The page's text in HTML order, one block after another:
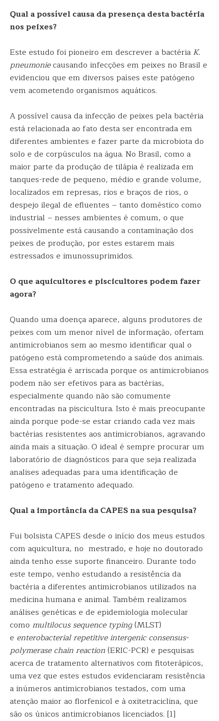
Qual a possível causa da presença desta bactéria
nos peixes?
Este estudo foi pioneiro em descrever a bactéria K.
pneumoniecausando infecções em peixes no Brasil e
evidenciou que em diversos países este patógeno
vem acometendo organismos aquáticos.
A possível causa da infecção de peixes pela bactéria
está relacionada ao fato desta ser encontrada em
diferentes ambientes e fazer parte da microbiota do
solo e de corpúsculos na água. No Brasil, como a
maior parte da produção de tilápia é realizada em
tanques-rede de pequeno, médio e grande volume,
localizados em represas, rios e braços de rios, o
despejo ilegal de efluentes – tanto doméstico como
industrial – nesses ambientes é comum, o que
possivelmente está causando a contaminação dos
peixes de produção, por estes estarem mais
estressados e imunossuprimidos.
O que aquicultores e piscicultores podem fazer
agora?
Quando uma doença aparece, alguns produtores de
peixes com um menor nível de informação, ofertam
antimicrobianos sem ao mesmo identificar qual o
patógeno está comprometendo a saúde dos animais.
Essa estratégia é arriscada porque os antimicrobianos
podem não ser efetivos para as bactérias,
especialmente quando não são comumente
encontradas na piscicultura. Isto é mais preocupante
ainda porque pode-se estar criando cada vez mais
bactérias resistentes aos antimicrobianos, agravando
ainda mais a situação. O ideal é sempre procurar um
laboratório de diagnósticos para que seja realizada
analises adequadas para uma identificação de
patógeno e tratamento adequado.
Qual a importância da CAPES na sua pesquisa?
Fui bolsista CAPES desde o início dos meus estudos
com aquicultura, no mestrado, e hoje no doutorado
ainda tenho esse suporte financeiro. Durante todo
este tempo, venho estudando a resistência da
bactéria a diferentes antimicrobianos utilizados na
medicina humana e animal. Também realizamos
análises genéticas e de epidemiologia molecular
como multilocus sequence typing(MLST)
e enterobacterial repetitive intergenic consensus-
polymerase chain reaction(ERIC-PCR) e pesquisas
acerca de tratamento alternativos com fitoterápicos,
uma vez que estes estudos evidenciaram resistência
a inúmeros antimicrobianos testados, com uma
atenção maior ao florfenicol e à oxitetraciclina, que
são os únicos antimicrobianos licenciados. [1]